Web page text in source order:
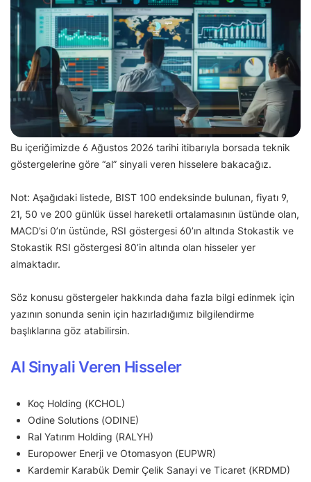
Bu içeriğimizde 6 Ağustos 2026 tarihi itibarıyla borsada teknik
göstergelerine göre “al” sinyali veren hisselere bakacağız.
Not: Aşağıdaki listede, BIST 100 endeksinde bulunan, fiyatı 9,
21, 50 ve 200 günlük üssel hareketli ortalamasının üstünde olan,
MACD’si 0’ın üstünde, RSI göstergesi 60’ın altında Stokastik ve
Stokastik RSI göstergesi 80’in altında olan hisseler yer
almaktadır.
Söz konusu göstergeler hakkında daha fazla bilgi edinmek için
yazının sonunda senin için hazırladığımız bilgilendirme
başlıklarına göz atabilirsin.
Al Sinyali Veren Hisseler
Koç Holding (KCHOL)
Odine Solutions (ODINE)
Ral Yatırım Holding (RALYH)
Europower Enerji ve Otomasyon (EUPWR)
Kardemir Karabük Demir Çelik Sanayi ve Ticaret (KRDMD)